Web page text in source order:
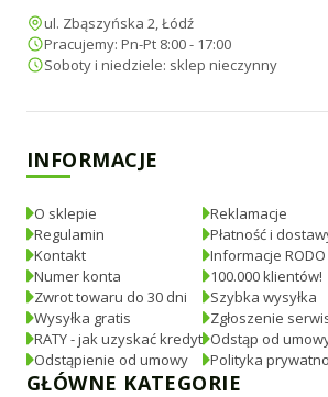
ul. Zbąszyńska 2, Łódź
Pracujemy: Pn-Pt 8:00 - 17:00
Soboty i niedziele: sklep nieczynny
INFORMACJE
O sklepie
Regulamin
Kontakt
Numer konta
Zwrot towaru do 30 dni
Wysyłka gratis
RATY - jak uzyskać kredyt
Odstąpienie od umowy
Reklamacje
Płatność i
Informacje RODO
100.000 klientów!
Szybka wysyłka
Zgłoszenie
Odstąp od
Polityka
GŁÓWNE KATEGORIE